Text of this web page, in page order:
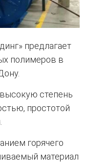
предлагает
полимеров в
степень
простотой
горячего
материал